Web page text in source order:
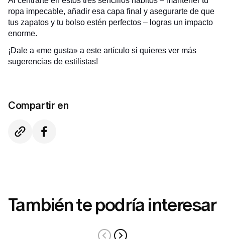
ropa impecable, añadir esa capa final y asegurarte de que
tus zapatos y tu bolso estén perfectos – logras un impacto
enorme.
¡Dale a «me gusta» a este artículo si quieres ver más
sugerencias de estilistas!
Compartir en
También te podría interesar